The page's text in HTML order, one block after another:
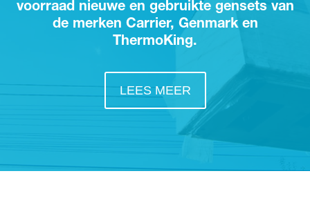
voorraad nieuwe en gebruikte gensets van
de merken Carrier, Genmark en
ThermoKing.
LEES MEER